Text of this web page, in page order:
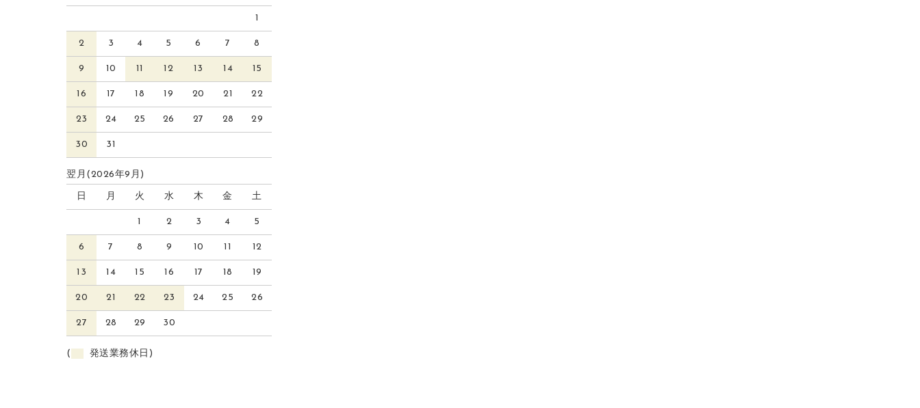
1
2 3 4 5 6 7 8
9 10 11 12 13 14 15
16 17 18 19 20 21 22
23 24 25 26 27 28 29
30 31
翌月(2026年9月)
日 月 火 水 木 金 土
1 2 3 4 5
6 7 8 9 10 11 12
13 14 15 16 17 18 19
20 21 22 23 24 25 26
27 28 29 30
( 発送業務休日)